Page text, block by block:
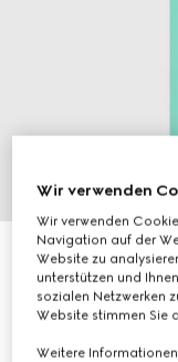
Gucci Flora
€ 164
Wir verwenden
Wir verwenden
Navigation auf der
Website zu
unterstützen und
sozialen Netzwerken
Website stimmen Sie
Weitere